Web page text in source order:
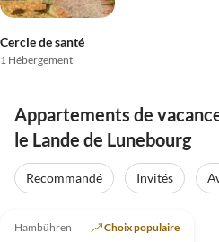
Cercle de santé
1 Hébergement
Appartements de
le Lande de Lunebourg
Recommandé Invités
Hambühren Choix populaire